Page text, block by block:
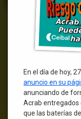
En el día de hoy,
anuncio en su
anunciando de
Acrab entregados
que las baterías